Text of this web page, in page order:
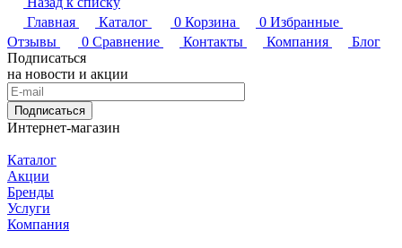
Главная
Каталог 0 Корзина 0 Избранные
Отзывы
0 Сравнение Контакты Компания
Блог
Подписаться
на новости и акции
Подписаться
Интернет-магазин
Каталог
Акции
Бренды
Услуги
Компания